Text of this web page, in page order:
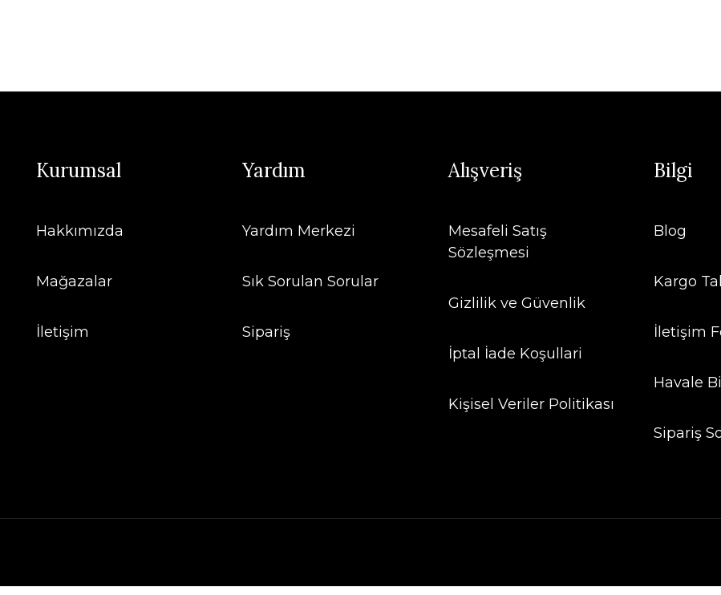
Kurumsal
Hakkımızda
Mağazalar
İletişim
Yardım
Yardım Merkezi
Sık Sorulan Sorular
Sipariş
Alışveriş
Mesafeli Satış
Sözleşmesi
Gizlilik ve Güvenlik
İptal İade Koşullari
Kişisel Veriler Politikası
Bilgi
Blog
Kargo
İletişim
Havale
Sipariş